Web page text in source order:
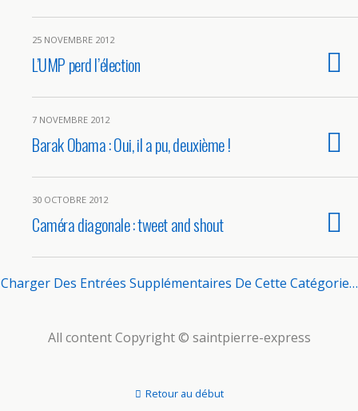
25 NOVEMBRE 2012
L’UMP perd l’élection
7 NOVEMBRE 2012
Barak Obama : Oui, il a pu, deuxième !
30 OCTOBRE 2012
Caméra diagonale : tweet and shout
Charger Des Entrées Supplémentaires De Cette Catégorie…
All content Copyright © saintpierre-express
Retour au début